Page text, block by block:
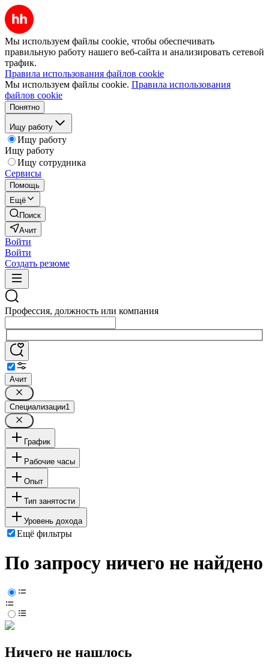
Мы используем файлы cookie, чтобы обеспечивать
правильную работу нашего веб-сайта и анализировать сетевой
трафик.
Правила использования файлов cookie
Мы используем файлы cookie. Правила использования
файлов cookie
Понятно
Ищу работу
Ищу работу
Ищу работу
Ищу сотрудника
Сервисы
Помощь
Ещё
Поиск
Ачит
Войти
Войти
Создать резюме
Профессия, должность или компания
Ачит
Специализации1
График
Рабочие часы
Опыт
Тип занятости
Уровень дохода
Ещё фильтры
По запросу ничего не найдено
Ничего не нашлось